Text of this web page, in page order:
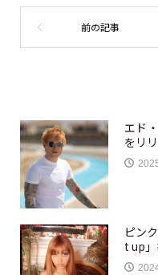
エド
をリ
ピン
t up」